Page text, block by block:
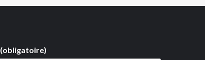
(obligatoire)